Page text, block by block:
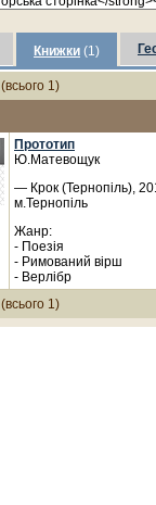
Книжки (1)
(всього 1)
Прототип
Ю.Матевощук
— Крок (Тернопіль),
м.Тернопіль
Жанр:
- Поезія
- Римований вірш
- Верлібр
(всього 1)